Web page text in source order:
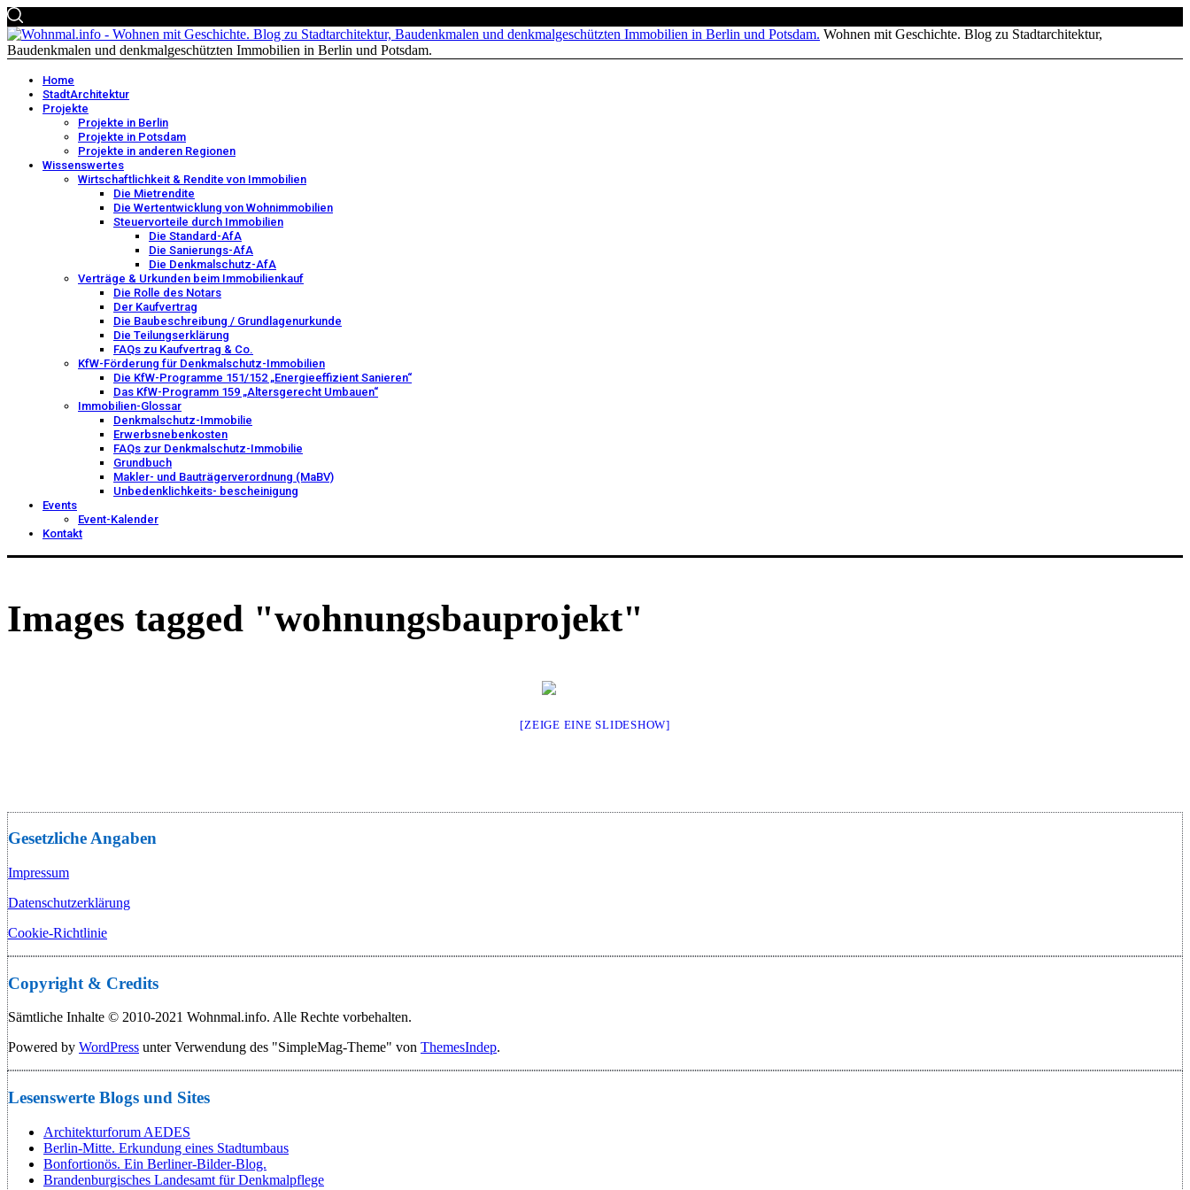
Wohnen mit Geschichte. Blog zu Stadtarchitektur,
Baudenkmalen und denkmalgeschützten Immobilien in Berlin und Potsdam.
Home
StadtArchitektur
Projekte
Projekte in Berlin
Projekte in Potsdam
Projekte in anderen Regionen
Wissenswertes
Wirtschaftlichkeit & Rendite von Immobilien
Die Mietrendite
Die Wertentwicklung von Wohnimmobilien
Steuervorteile durch Immobilien
Die Standard-AfA
Die Sanierungs-AfA
Die Denkmalschutz-AfA
Verträge & Urkunden beim Immobilienkauf
Die Rolle des Notars
Der Kaufvertrag
Die Baubeschreibung / Grundlagenurkunde
Die Teilungserklärung
FAQs zu Kaufvertrag & Co.
KfW-Förderung für Denkmalschutz-Immobilien
Die KfW-Programme 151/152 „Energieeffizient Sanieren“
Das KfW-Programm 159 „Altersgerecht Umbauen“
Immobilien-Glossar
Denkmalschutz-Immobilie
Erwerbsnebenkosten
FAQs zur Denkmalschutz-Immobilie
Grundbuch
Makler- und Bauträgerverordnung (MaBV)
Unbedenklichkeits- bescheinigung
Events
Event-Kalender
Kontakt
Images tagged "wohnungsbauprojekt"
[ZEIGE EINE SLIDESHOW]
Gesetzliche Angaben
Impressum
Datenschutzerklärung
Cookie-Richtlinie
Copyright & Credits
Sämtliche Inhalte © 2010-2021 Wohnmal.info. Alle Rechte vorbehalten.
Powered by WordPress unter Verwendung des "SimpleMag-Theme" von ThemesIndep.
Lesenswerte Blogs und Sites
Architekturforum AEDES
Berlin-Mitte. Erkundung eines Stadtumbaus
Bonfortionös. Ein Berliner-Bilder-Blog.
Brandenburgisches Landesamt für Denkmalpflege